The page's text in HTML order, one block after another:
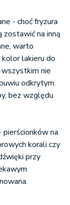
- choć fryzura
zostawić na inną
warto
lakieru do
nie
odkrytym.
bez względu
pierścionków na
korali czy
przy